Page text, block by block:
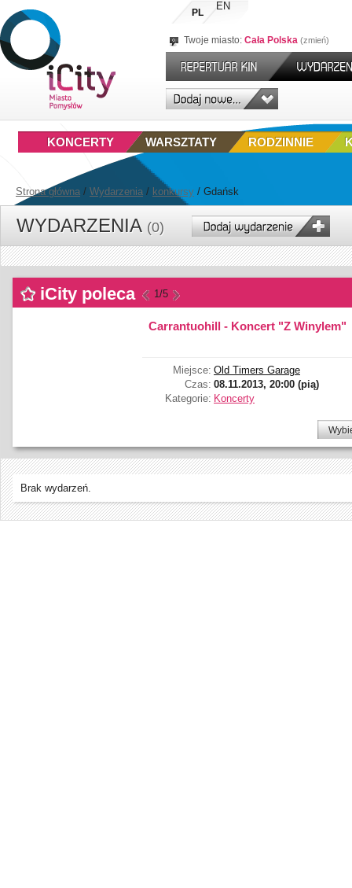
PL
EN
Twoje miasto: Cała Polska zmień
RODZINNIE
WARSZTATY
KONCERTY
Strona główna / Wydarzenia / konkursy / Gdańsk
WYDARZENIA (0)
iCity poleca
Carrantuohill - Koncert "Z Winylem"
Miejsce: Old Timers Garage
Czas: 08.11.2013, 20:00 (pią)
Kategorie: Koncerty
1/5
Brak wydarzeń.